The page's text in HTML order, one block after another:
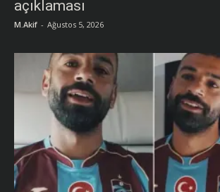
açıklaması
M.Akif - Ağustos 5, 2026